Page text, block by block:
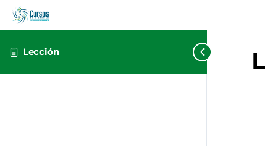
Lección